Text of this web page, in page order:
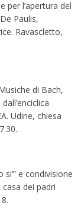
per l’apertura del
Paulis,
Ravascletto,
di Bach,
Udine, chiesa
e condivisione
casa dei padri